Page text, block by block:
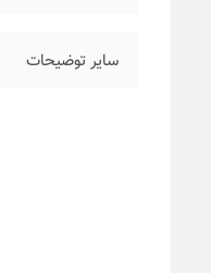
سایر توضیحات